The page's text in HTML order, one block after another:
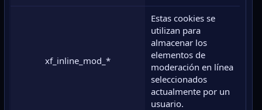
xf_inline_mod_*
Estas cookies se
utilizan para
almacenar los
elementos de
moderación en línea
seleccionados
actualmente por un
usuario.